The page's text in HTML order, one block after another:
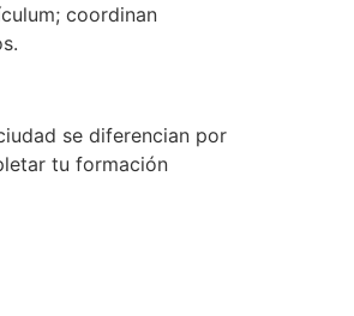
coordinan
se diferencian por
tu formación